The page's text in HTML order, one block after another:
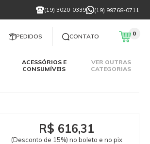
(19) 3020-0339 (19) 99768-0711
PEDIDOS CONTATO 0
ACESSÓRIOS E
CONSUMÍVEIS
VER OUTRAS
CATEGORIAS
R$ 616,31
(Desconto de 15%) no boleto e no pix